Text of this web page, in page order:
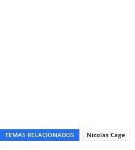
TEMAS RELACIONADOS Nicolas Cage